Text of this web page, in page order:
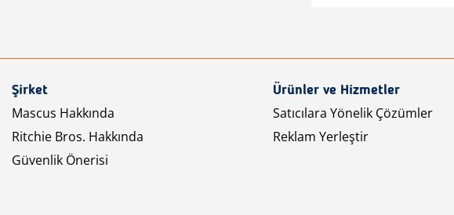
Şirket
Mascus Hakkında
Ritchie Bros. Hakkında
Güvenlik Önerisi
Ürünler ve Hizmetler
Satıcılara Yönelik Çözümler
Reklam Yerleştir